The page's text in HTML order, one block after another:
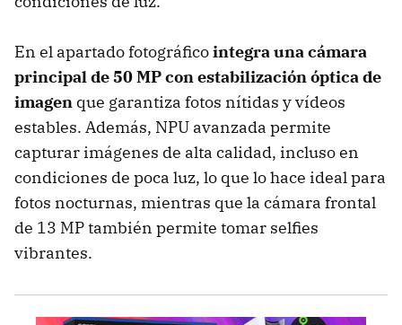
En el apartado fotográficointegra una cámara
principal de 50 MPcon estabilización óptica de
imagen que garantiza fotos nítidas y vídeos
estables. Además, NPU avanzada permite
capturar imágenes de alta calidad, incluso en
condiciones de poca luz, lo que lo hace ideal para
fotos nocturnas, mientras que la cámara frontal
de 13 MP también permite tomar selfies
vibrantes.